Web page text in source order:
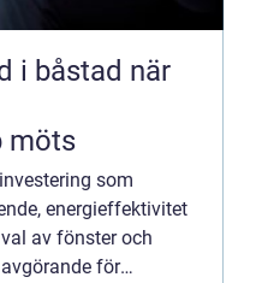
när
möts
som
energieffektivitet
av fönster och
för